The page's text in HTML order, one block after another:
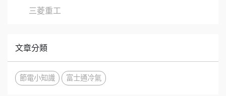
三菱重工
文章分類
節電小知識 富士通冷氣